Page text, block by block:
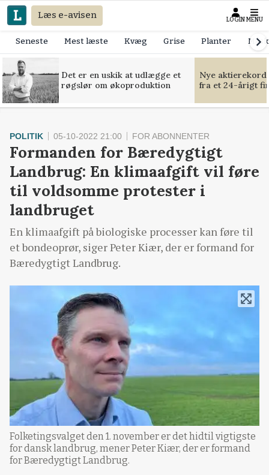
Læs e-avisen LOGIN MENU
Seneste Mest læste Kvæg Grise Planter
Det er en uskik at udlægge et
røgslør om økoproduktion
Nye
fra et 24-årigt
POLITIK 05-10-2022 21:00 FOR ABONNENTER
Formanden for Bæredygtigt
Landbrug: En klimaafgift vil føre
til voldsomme protester i
landbruget
En klimaafgift på biologiske processer kan føre til
et bondeoprør, siger Peter Kiær, der er formand for
Bæredygtigt Landbrug.
Folketingsvalget den 1. november er det hidtil vigtigste
for dansk landbrug, mener Peter Kiær, der er formand
for Bæredygtigt Landbrug.